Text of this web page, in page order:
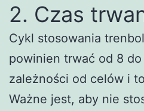
2. Czas
Cykl stosowania
powinien trwać od 8
zależności od celów i
Ważne jest, aby nie